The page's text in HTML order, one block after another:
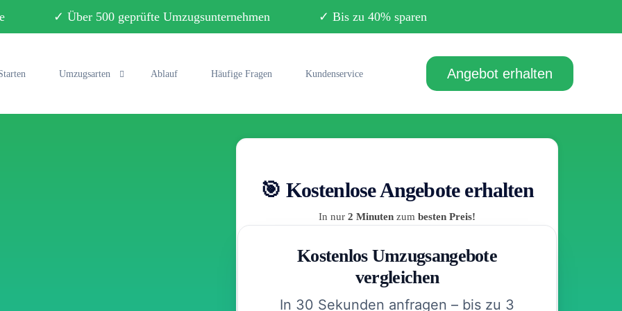
✓ Über 500 geprüfte Umzugsunternehmen ✓ Bis zu 40% sparen
Umzugsarten Ablauf Häufige Fragen Kundenservice Angebot erhalten
🎯 Kostenlose Angebote erhalten
In nur 2 Minuten zum besten Preis!
Kostenlos Umzugsangebote
vergleichen
In 30 Sekunden anfragen – bis zu 3